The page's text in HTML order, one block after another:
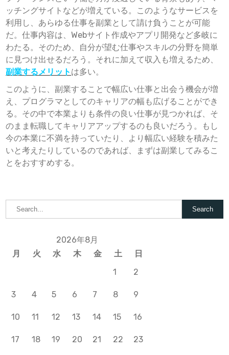
ッチングサイトなどが増えている。このようなサービスを
利用し、あらゆる仕事を副業として請け負うことが可能
だ。仕事内容は、Webサイト作成やアプリ開発など多岐に
わたる。そのため、自分が望む仕事やスキルの分野を簡単
に見つけ出せるだろう。それに加えて収入も増えるため、
副業するメリット は多い。
このように、副業することで幅広い仕事と出会う機会が増
え、プログラマとしてのキャリアの幅も広げることができ
る。その中で本業よりも条件の良い仕事が見つかれば、そ
のまま転職してキャリアアップするのも良いだろう。もし
今の本業に不満を持っていたり、より幅広い経験を積みた
いと考えたりしているのであれば、まずは副業してみるこ
とをおすすめする。
2026年8月
月
火 水 木 金 土
日
1
2
3 4 5 6 7 8 9
10 11 12 13 14 15 16
17 18 19 20 21 22 23